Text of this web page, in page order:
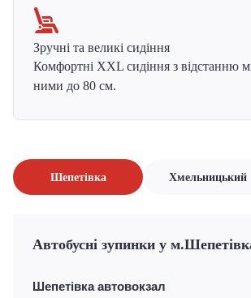
Зручні та великі сидіння
Комфортні XXL сидіння з відстанню
ними до 80 см.
Шепетівка Хмельницький
Автобусні зупинки у
Шепетівка автовокзал